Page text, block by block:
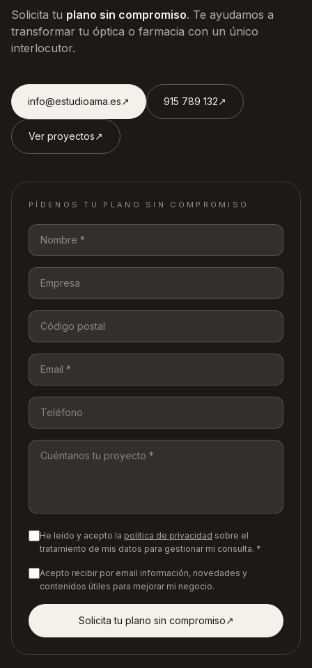
Solicita tu plano sin compromiso. Te ayudamos a
transformar tu óptica o farmacia con un único
interlocutor.
info@estudioama.es↗︎ 915 789 132↗︎
Ver proyectos↗︎
PÍDENOS TU PLANO SIN COMPROMISO
He leído y acepto la política de privacidad sobre el
tratamiento de mis datos para gestionar mi consulta. *
Acepto recibir por email información, novedades y
contenidos útiles para mejorar mi negocio.
Solicita tu plano sin compromiso↗︎